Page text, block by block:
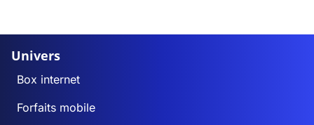
Univers
Box internet
Forfaits mobile